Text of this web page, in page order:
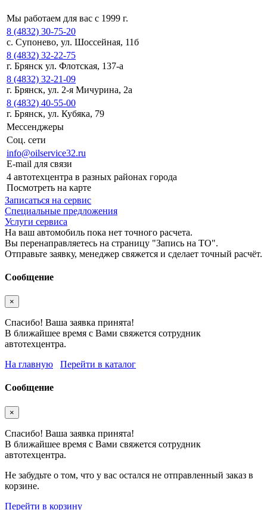
Мы работаем для вас с 1999 г.
8 (4832) 30-75-20
с. Супонево, ул. Шоссейная, 11б
8 (4832) 32-22-75
г. Брянск ул. Флотская, 137-а
8 (4832) 32-21-09
г. Брянск, ул. 2-я Мичурина, 2а
8 (4832) 40-55-00
г. Брянск, ул. Кубяка, 79
Мессенджеры
Соц. сети
info@oilservice32.ru
E-mail для связи
4 автотехцентра в разных районах города
Посмотреть на карте
Записаться на сервис
Специальные предложения
Услуги сервиса
На ваш автомобиль пока нет точного расчета.
Вы перенаправляетесь на страницу "Запись на ТО".
Отправьте заявку, менеджер свяжется и сделает точный расчёт.
Сообщение
×
Спасибо! Ваша заявка принята!
В ближайшее время с Вами свяжется сотрудник
автотехцентра.
На главную
Перейти в каталог
Сообщение
×
Спасибо! Ваша заявка принята!
В ближайшее время с Вами свяжется сотрудник
автотехцентра.
Не забудьте о том, что у вас остался не отправленный заказ в
корзине.
Перейти в корзину